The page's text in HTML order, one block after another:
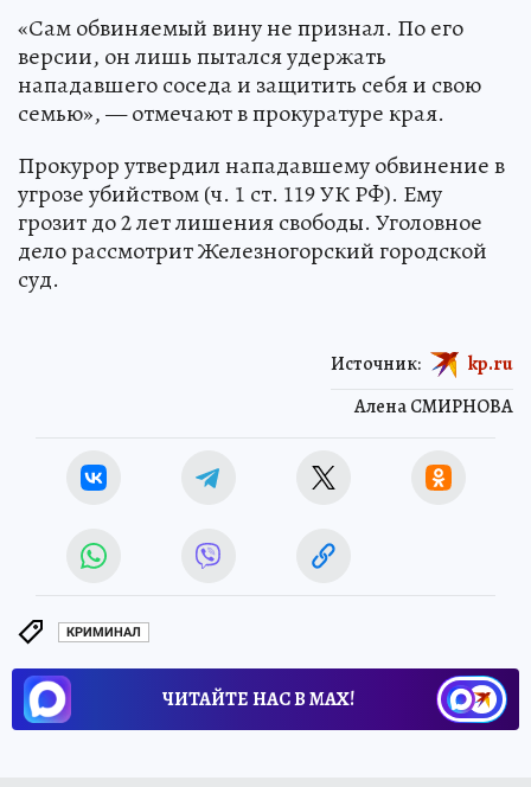
«Сам обвиняемый вину не признал. По его
версии, он лишь пытался удержать
нападавшего соседа и защитить себя и свою
семью», — отмечают в прокуратуре края.
Прокурор утвердил нападавшему обвинение в
угрозе убийством (ч. 1 ст. 119 УК РФ). Ему
грозит до 2 лет лишения свободы. Уголовное
дело рассмотрит Железногорский городской
суд.
Алена СМИРНОВА
Источник: kp.ru
КРИМИНАЛ
ЧИТАЙТЕ НАС В МАХ!